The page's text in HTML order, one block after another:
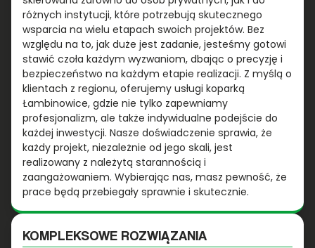
różnych instytucji, które potrzebują skutecznego
wsparcia na wielu etapach swoich projektów. Bez
względu na to, jak duże jest zadanie, jesteśmy gotowi
stawić czoła każdym wyzwaniom, dbając o precyzję i
bezpieczeństwo na każdym etapie realizacji. Z myślą o
klientach z regionu, oferujemy usługi koparką
Łambinowice, gdzie nie tylko zapewniamy
profesjonalizm, ale także indywidualne podejście do
każdej inwestycji. Nasze doświadczenie sprawia, że
każdy projekt, niezależnie od jego skali, jest
realizowany z należytą starannością i
zaangażowaniem. Wybierając nas, masz pewność, że
prace będą przebiegały sprawnie i skutecznie.
KOMPLEKSOWE ROZWIĄZANIA